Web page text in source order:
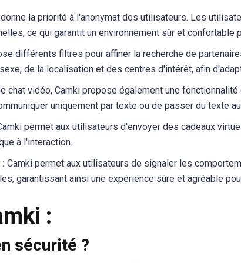
la priorité à l'anonymat des utilisateurs. Les
ce qui garantit un environnement sûr et confortable
différents filtres pour affiner la recherche de
de la localisation et des centres d'intérêt, afin
chat vidéo, Camki propose également une
uniquement par texte ou de passer du texte
permet aux utilisateurs d'envoyer des cadeaux
à l'interaction.
Camki permet aux utilisateurs de signaler les
garantissant ainsi une expérience sûre et agréable
:
sécurité ?